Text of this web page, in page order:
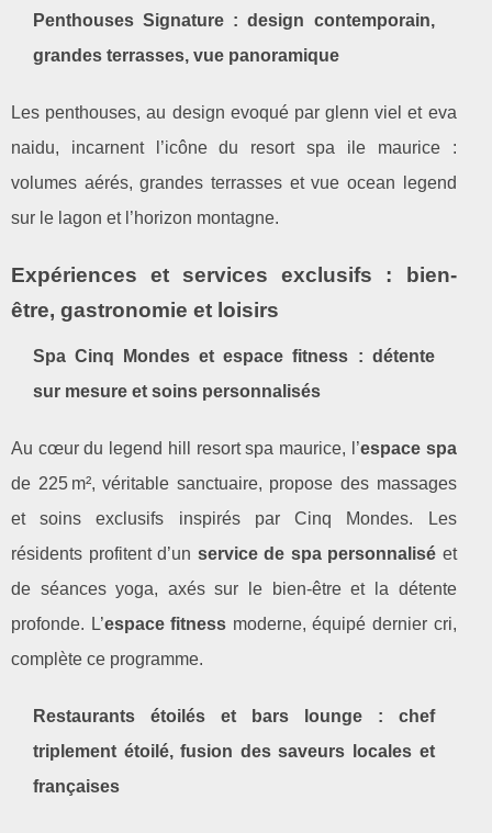
Penthouses Signature : design contemporain,
grandes terrasses, vue panoramique
Les penthouses, au design evoqué par glenn viel et eva
naidu, incarnent l’icône du resort spa ile maurice :
volumes aérés, grandes terrasses et vue ocean legend
sur le lagon et l’horizon montagne.
Expériences et services exclusifs : bien-
être, gastronomie et loisirs
Spa Cinq Mondes et espace fitness : détente
sur mesure et soins personnalisés
Au cœur du legend hill resort spa maurice, l’espace spa
de 225 m², véritable sanctuaire, propose des massages
et soins exclusifs inspirés par Cinq Mondes. Les
résidents profitent d’un service de spa personnalisé et
de séances yoga, axés sur le bien-être et la détente
profonde. L’espace fitness moderne, équipé dernier cri,
complète ce programme.
Restaurants étoilés et bars lounge : chef
triplement étoilé, fusion des saveurs locales et
françaises